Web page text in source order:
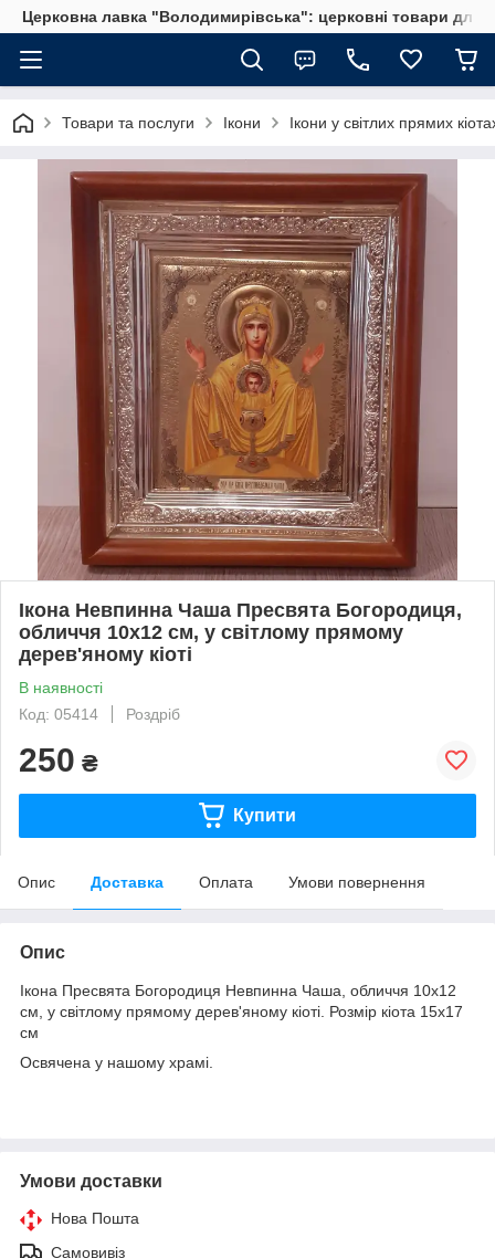
Церковна лавка "Володимирівська": церковні товари для
Товари та послуги Ікони Ікони у світлих прямих
Ікона Невпинна Чаша Пресвята Богородиця,
обличчя 10х12 см, у світлому прямому
дерев'яному кіоті
В наявності
Код: 05414
Роздріб
250 ₴
Купити
Опис Доставка Оплата Умови повернення
Опис
Ікона Пресвята Богородиця Невпинна Чаша, обличчя 10х12
см, у світлому прямому дерев'яному кіоті. Розмір кіота 15х17
см
Освячена у нашому храмі.
Умови доставки
Нова Пошта
Самовивіз